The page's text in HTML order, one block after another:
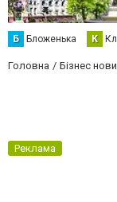
Б Бложенька К
Головна Бізнес
Реклама